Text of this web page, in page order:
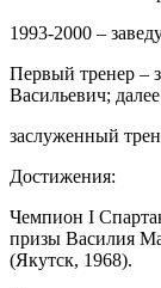
1993-2000 –
Первый тренер –
Васильевич;
заслуженный
Достижения:
Чемпион I
призы Василия
(Якутск, 1968).